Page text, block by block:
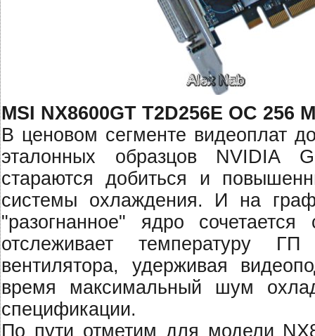
MSI NX8600GT T2D256E OC 256
В ценовом сегменте видеоплат
эталонных образцов NVIDIA
стараются добиться и
системы охлаждения. И на
"разогнанное" ядро
отслеживает температуру
вентилятора, удерживая
время максимальный шум
спецификации.
По пути отметим для модели